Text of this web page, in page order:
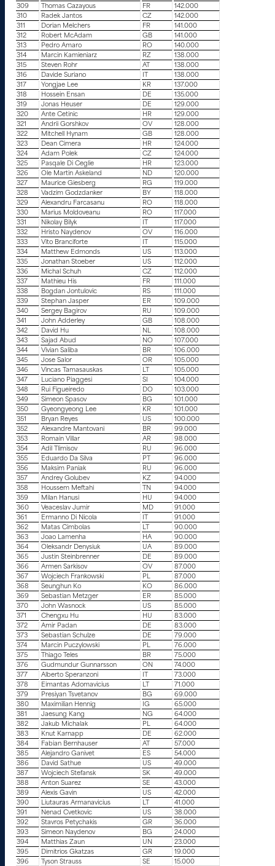
309 Thomas Cazayous FR
142.000
310
Radek Jantos CZ
142.000
311
Dorian Melchers FR
141.000
312
Robert McAdam GB
141.000
313
Pedro Amaro RO
140.000
314
Marcin Kamieniarz RZ
138.000
315
Steven Rohr AT
138.000
316
Davide Suriano
138.000
317
Yongjae Lee KR
137.000
318
Hossein Ensan DE
135.000
319
Jonas Heuser DE
129.000
320
Ante Cetinic HR
129.000
321
Andrii Gorshkov OV
128.000
322
Mitchell Hynam GB
128.000
323
Dean Cimera HR
124.000
324
Adam Polek CZ
124.000
325
Pasqale Di Ceglie HR
123.000
326
Ole Martin Askeland ND
120.000
327
Maurice Giesberg RG
119.000
328
Vadzim Godzdanker BY
118.000
329
Alexandru Farcasanu RO
118.000
330
Marius Moldoveanu RO
117.000
331
Nikolay Bilyk
117.000
332
Hristo Naydenov OV
116.000
333
Vito Branciforte
115.000
334
Matthew Edmonds US
113.000
335
Jonathan Stoeber US
112.000
336
Michal Schuh CZ
112.000
337
Mathieu His FR
111.000
338
Bogdan Jontulovic RS
111.000
339
Stephan Jasper ER
109.000
340
Sergey Bagirov RU
109.000
341
John Adderley GB
108.000
342
David Hu NL
108.000
343
Sajad Abud NO
107.000
344
Vivian Saliba BR
106.000
345
Jose Salor OR
105.000
346
Vincas Tamasauskas LT
105.000
347
Luciano Piaggesi SI
104.000
348
Rui Figueiredo DO
103.000
349
Simeon Spasov BG
101.000
350
Gyeongyeong Lee KR
101.000
351
Bryan Reyes US
100.000
352
Alexandre Mantovani BR
99.000
353
Romain Villar AR
98.000
354
Adil Tlimisov RU
96.000
355
Eduardo Da Silva PT
96.000
356
Maksim Paniak RU
96.000
357
Andrey Golubev KZ
94.000
358
Houssem Meftahi TN
94.000
359
Milan Hanusi HU
94.000
360
Veaceslav Jumir MD
91.000
361
Ermanno Di Nicola
91.000
362
Matas Cimbolas LT
90.000
363
Joao Lamenha HA
90.000
364
Oleksandr Denysiuk UA
89.000
365
Justin Steinbrenner DE
89.000
366
Armen Sarkisov OV
87.000
367
Wojciech Frankowski PL
87.000
368
Seunghun Ko KO
86.000
369
Sebastian Metzger ER
85.000
370
John Wasnock US
85.000
371
Chengxu Hu HU
83.000
372
Amir Padan DE
83.000
373
Sebastian Schulze DE
79.000
374
Marcin Puczylowski PL
76.000
375
Thiago Teles BR
75.000
376
Gudmundur Gunnarsson ON
74.000
377
Alberto Speranzoni
73.000
378
Eimantas Adomavicius LT
71.000
379
Presiyan Tsvetanov BG
69.000
380
Maximilian Hennig IG
65.000
381
Jaesung Kang NG
64.000
382
Jakub Michalak PL
64.000
383
Knut Karnapp DE
62.000
384
Fabian Bernhauser AT
57.000
385
Alejandro Ganivet ES
54.000
386
David Sathue US
49.000
387
Wojciech Stefansk SK
49.000
388
Anton Suarez SE
43.000
389
Alexis Gavin US
42.000
390
Liutauras Armanavicius LT
41.000
391
Nenad Cvetkovic US
38.000
392
Stavros Petychakis GR
36.000
393
Simeon Naydenov BG
24.000
394
Matthias Zaun UN
23.000
395
Dimitrios Gkatzas GR
19.000
396
Tyson Strauss SE 15.000